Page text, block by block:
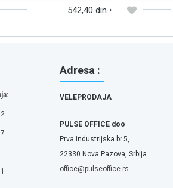
542,40 din
Adresa :
VELEPRODAJA
PULSE OFFICE doo
Prva industrijska br.5,
22330 Nova Pazova, Srbija
office@pulseoffice.rs